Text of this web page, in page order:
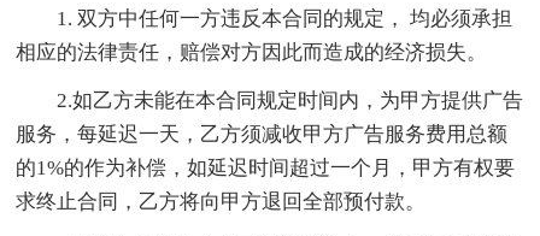
1. 双方中任何一方违反本合同的规定， 均必须承担
相应的法律责任，赔偿对方因此而造成的经济损失。
2.如乙方未能在本合同规定时间内，为甲方提供广告
服务，每延迟一天，乙方须减收甲方广告服务费用总额
的1%的作为补偿，如延迟时间超过一个月，甲方有权要
求终止合同，乙方将向甲方退回全部预付款。